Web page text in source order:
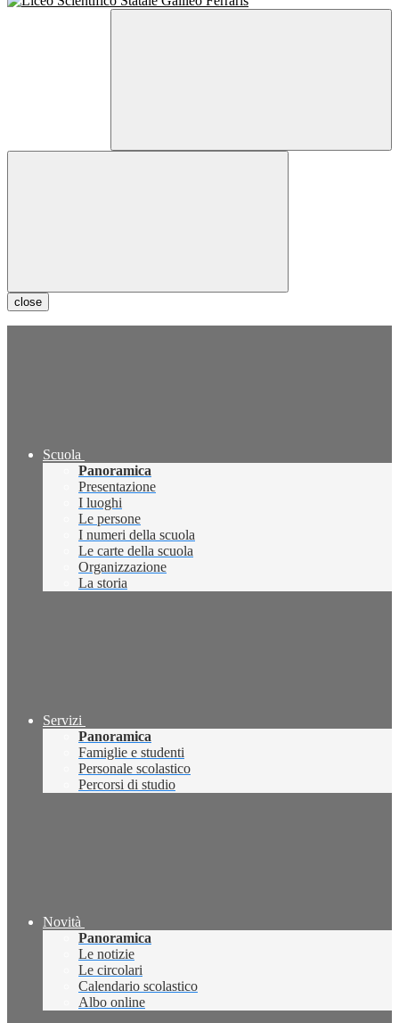
close
Scuola
Panoramica
Presentazione
I luoghi
Le persone
I numeri della scuola
Le carte della scuola
Organizzazione
La storia
Servizi
Panoramica
Famiglie e studenti
Personale scolastico
Percorsi di studio
Novità
Panoramica
Le notizie
Le circolari
Calendario scolastico
Albo online